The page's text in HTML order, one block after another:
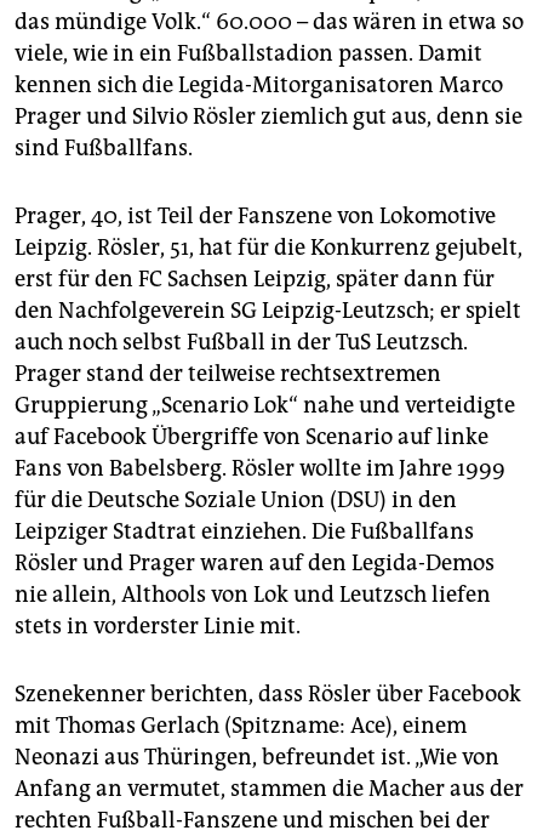
das mündige Volk.“ 60.000 – das wären in etwa so
viele, wie in ein Fußballstadion passen. Damit
kennen sich die Legida-Mitorganisatoren Marco
Prager und Silvio Rösler ziemlich gut aus, denn sie
sind Fußballfans.
Prager, 40, ist Teil der Fanszene von Lokomotive
Leipzig. Rösler, 51, hat für die Konkurrenz gejubelt,
erst für den FC Sachsen Leipzig, später dann für
den Nachfolgeverein SG Leipzig-Leutzsch; er spielt
auch noch selbst Fußball in der TuS Leutzsch.
Prager stand der teilweise rechtsextremen
Gruppierung „Scenario Lok“ nahe und verteidigte
auf Facebook Übergriffe von Scenario auf linke
Fans von Babelsberg. Rösler wollte im Jahre 1999
für die Deutsche Soziale Union (DSU) in den
Leipziger Stadtrat einziehen. Die Fußballfans
Rösler und Prager waren auf den Legida-Demos
nie allein, Althools von Lok und Leutzsch liefen
stets in vorderster Linie mit.
Szenekenner berichten, dass Rösler über Facebook
mit Thomas Gerlach (Spitzname: Ace), einem
Neonazi aus Thüringen, befreundet ist. „Wie von
Anfang an vermutet, stammen die Macher aus der
rechten Fußball-Fanszene und mischen bei der